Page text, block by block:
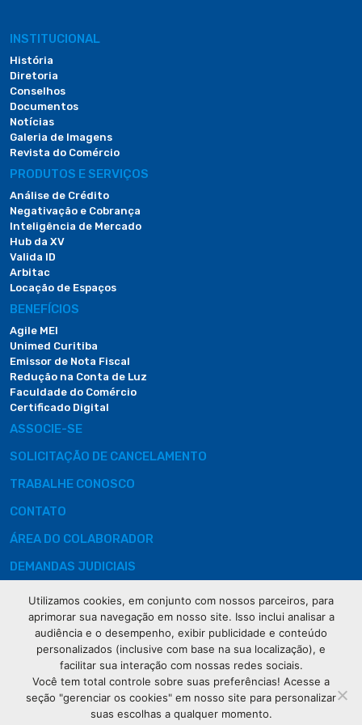
INSTITUCIONAL
História
Diretoria
Conselhos
Documentos
Notícias
Galeria de Imagens
Revista do Comércio
PRODUTOS E SERVIÇOS
Análise de Crédito
Negativação e Cobrança
Inteligência de Mercado
Hub da XV
Valida ID
Arbitac
Locação de Espaços
BENEFÍCIOS
Agile MEI
Unimed Curitiba
Emissor de Nota Fiscal
Redução na Conta de Luz
Faculdade do Comércio
Certificado Digital
ASSOCIE-SE
SOLICITAÇÃO DE CANCELAMENTO
TRABALHE CONOSCO
CONTATO
ÁREA DO COLABORADOR
DEMANDAS JUDICIAIS
Rua XV de
Novembro, 621
Curitiba
CEP: 80020-310
Utilizamos cookies, em conjunto com nossos parceiros, para
aprimorar sua navegação em nosso site. Isso inclui analisar a
audiência e o desempenho, exibir publicidade e conteúdo
personalizados (inclusive com base na sua localização), e
facilitar sua interação com nossas redes sociais.
Você tem total controle sobre suas preferências! Acesse a
seção "gerenciar os cookies" em nosso site para personalizar
suas escolhas a qualquer momento.